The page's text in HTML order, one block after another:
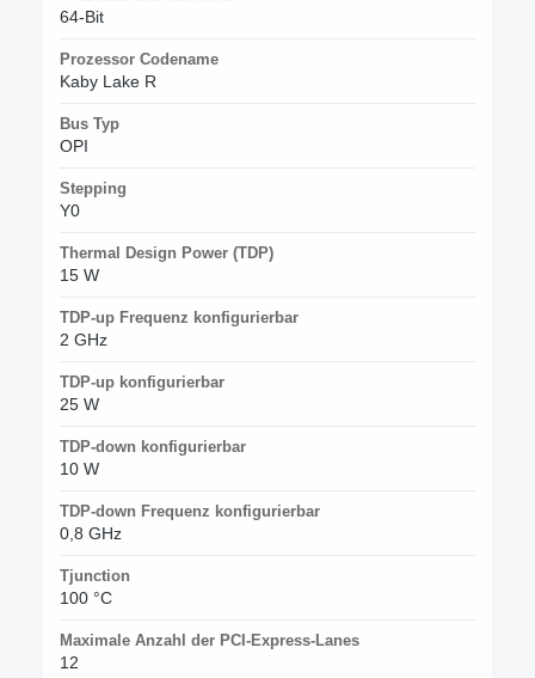
64-Bit
Prozessor Codename
Kaby Lake R
Bus Typ
OPI
Stepping
Y0
Thermal Design Power (TDP)
15 W
TDP-up Frequenz konfigurierbar
2 GHz
TDP-up konfigurierbar
25 W
TDP-down konfigurierbar
10 W
TDP-down Frequenz konfigurierbar
0,8 GHz
Tjunction
100 °C
Maximale Anzahl der PCI-Express-Lanes
12